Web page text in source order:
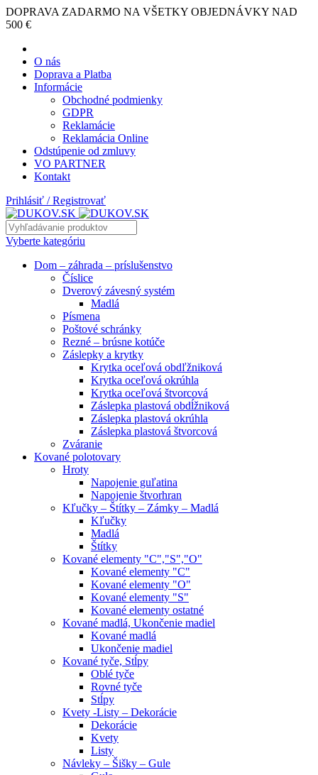
DOPRAVA ZADARMO NA VŠETKY OBJEDNÁVKY NAD
500 €
O nás
Doprava a Platba
Informácie
Obchodné podmienky
GDPR
Reklamácie
Reklamácia Online
Odstúpenie od zmluvy
VO PARTNER
Kontakt
Prihlásiť / Registrovať
Vyberte kategóriu
Dom – záhrada – príslušenstvo
Číslice
Dverový závesný systém
Madlá
Písmena
Poštové schránky
Rezné – brúsne kotúče
Záslepky a krytky
Krytka oceľová obdľžniková
Krytka oceľová okrúhla
Krytka oceľová štvorcová
Záslepka plastová obdĺžniková
Záslepka plastová okrúhla
Záslepka plastová štvorcová
Zváranie
Kované polotovary
Hroty
Napojenie guľatina
Napojenie štvorhran
Kľučky – Štítky – Zámky – Madlá
Kľučky
Madlá
Štítky
Kované elementy "C","S","O"
Kované elementy "C"
Kované elementy "O"
Kované elementy "S"
Kované elementy ostatné
Kované madlá, Ukončenie madiel
Kované madlá
Ukončenie madiel
Kované tyče, Stĺpy
Oblé tyče
Rovné tyče
Stĺpy
Kvety -Listy – Dekorácie
Dekorácie
Kvety
Listy
Návleky – Šišky – Gule